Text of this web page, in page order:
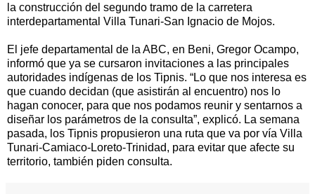
la construcción del segundo tramo de la carretera
interdepartamental Villa Tunari-San Ignacio de Mojos.
El jefe departamental de la ABC, en Beni, Gregor Ocampo,
informó que ya se cursaron invitaciones a las principales
autoridades indígenas de los Tipnis. “Lo que nos interesa es
que cuando decidan (que asistirán al encuentro) nos lo
hagan conocer, para que nos podamos reunir y sentarnos a
diseñar los parámetros de la consulta”, explicó. La semana
pasada, los Tipnis propusieron una ruta que va por vía Villa
Tunari-Camiaco-Loreto-Trinidad, para evitar que afecte su
territorio, también piden consulta.